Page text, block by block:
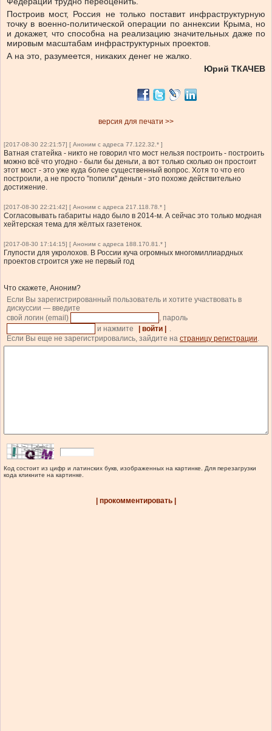
Построив мост, Россия не только поставит инфраструктурную
точку в военно-политической операции по аннексии Крыма, но
и докажет, что способна на реализацию значительных даже по
мировым масштабам инфраструктурных проектов.
А на это, разумеется, никаких денег не жалко.
Юрий ТКАЧЕВ
версия для печати >>
[2017-08-30 22:21:57] [ Аноним с адреса 77.122.32.* ]
Ватная статейка - никто не говорил что мост нельзя построить - построить
можно всё что угодно - были бы деньги, а вот только сколько он простоит
этот мост - это уже куда более существенный вопрос. Хотя то что его
построили, а не просто "попили" деньги - это похоже действительно
достижение.
[2017-08-30 22:21:42] [ Аноним с адреса 217.118.78.* ]
Согласовывать габариты надо было в 2014-м. А сейчас это только модная
хейтерская тема для жёлтых газетенок.
[2017-08-30 17:14:15] [ Аноним с адреса 188.170.81.* ]
Глупости для укролохов. В России куча огромных многомиллиардных
проектов строится уже не первый год
Что скажете, Аноним?
Если Вы зарегистрированный пользователь и хотите участвовать в
дискуссии — введите
свой логин (email)
, пароль
и нажмите
| войти |
.
Если Вы еще не зарегистрировались, зайдите на страницу регистрации.
Код состоит из цифр и латинских букв, изображенных на картинке. Для перезагрузки
кода кликните на картинке.
| прокомментировать |